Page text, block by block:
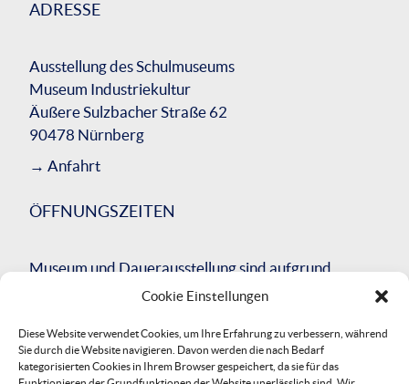
Cookie Einstellungen
Diese Website verwendet Cookies, um Ihre Erfahrung zu verbessern, während
Sie durch die Website navigieren. Davon werden die nach Bedarf
kategorisierten Cookies in Ihrem Browser gespeichert, da sie für das
ADRESSE
Ausstellung des Schulmuseums
Museum Industriekultur
Äußere Sulzbacher Straße 62
90478 Nürnberg
→ Anfahrt
ÖFFNUNGSZEITEN
Museum und Dauerausstellung sind aufgrund
einer umfassenden Bausanierung des
Wir werden Sie über die Neueröffnung
informieren.